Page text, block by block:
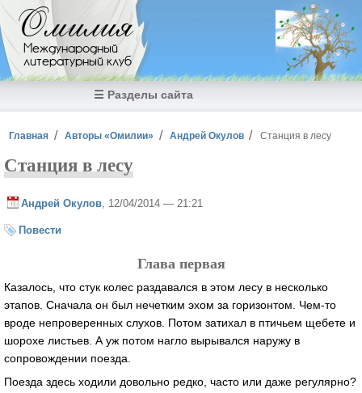
Перейти к основному содержанию
Омилия
Международный
литературный клуб
☰ Разделы сайта
Вы здесь
Главная Авторы «Омилии» Андрей Окулов Станция в лесу
Станция в лесу
Андрей Окулов , 12/04/2014 — 21:21
Повести
Глава первая
Казалось, что стук колес раздавался в этом лесу в несколько
этапов. Сначала он был нечетким эхом за горизонтом. Чем-то
вроде непроверенных слухов. Потом затихал в птичьем щебете и
шорохе листьев. А уж потом нагло вырывался наружу в
сопровождении поезда.
Поезда здесь ходили довольно редко, часто или даже регулярно?